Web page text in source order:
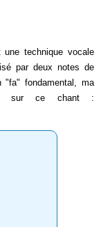
technique vocale
par deux notes de
"fa" fondamental, ma
sur ce chant :